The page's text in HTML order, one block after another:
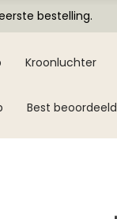
bestelling.
Kroonluchter
Best beoordeeld